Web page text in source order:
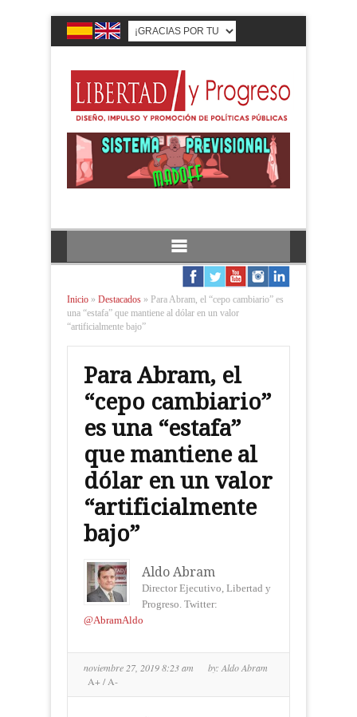
Inicio » Destacados » Para Abram, el “cepo cambiario” es
una “estafa” que mantiene al dólar en un valor
“artificialmente bajo”
Para Abram, el
“cepo cambiario”
es una “estafa”
que mantiene al
dólar en un valor
“artificialmente
bajo”
Aldo Abram
Director Ejecutivo, Libertad y
Progreso. Twitter:
@AbramAldo
noviembre 27, 2019 8:23 am by: Aldo Abram
A+/A-